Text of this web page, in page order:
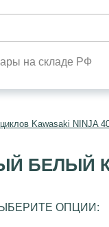
на складе РФ
Kawasaki NINJA
БЕЛЫЙ
ОПЦИИ: